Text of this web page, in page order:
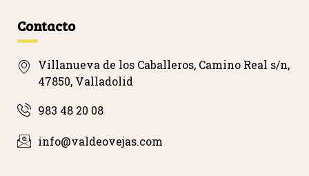
Contacto
Villanueva de los Caballeros, Camino Real s/n,
47850, Valladolid
983 48 20 08
info@valdeovejas.com